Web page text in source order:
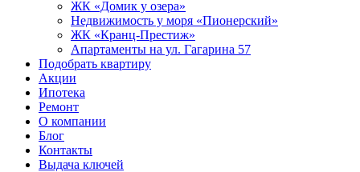
ЖК «Домик у озера»
Недвижимость у моря «Пионерский»
ЖК «Кранц-Престиж»
Апартаменты на ул. Гагарина 57
Подобрать квартиру
Акции
Ипотека
Ремонт
О компании
Блог
Контакты
Выдача ключей